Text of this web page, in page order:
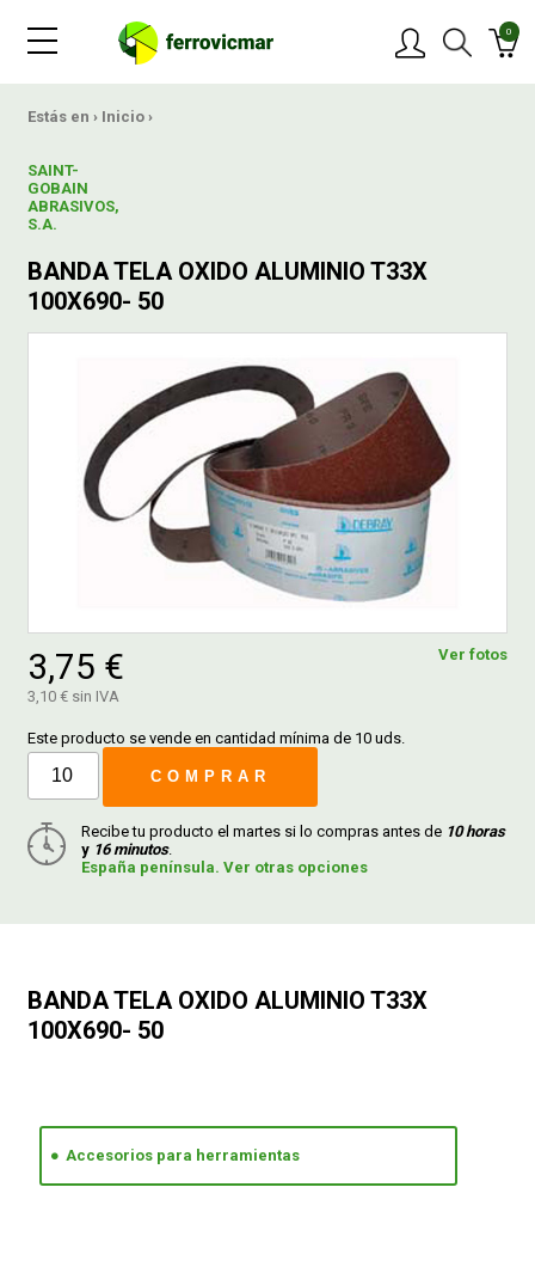
0
Estás en › Inicio ›
SAINT-
GOBAIN
ABRASIVOS,
S.A.
BANDA TELA OXIDO ALUMINIO T33X
100X690- 50
Ver fotos
3,75 €
3,10 € sin IVA
Este producto se vende en cantidad mínima de 10 uds.
COMPRAR
Recibe tu producto el martes si lo compras antes de 10 horas
y 16 minutos.
España península. Ver otras opciones
BANDA TELA OXIDO ALUMINIO T33X
100X690- 50
Accesorios para herramientas
OFERTAS
NOVEDADES
BLOG
CONTACTAR
FERROVICMAR
CATÁLOGOS
GUÍAS
CONDICIONES